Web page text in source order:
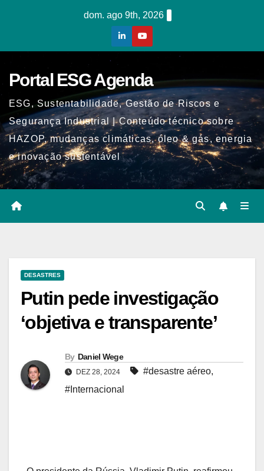
dom. ago 9th, 2026
Portal ESG Agenda
ESG, Sustentabilidade, Gestão de Riscos e
Segurança Industrial | Conteúdo técnico sobre
HAZOP, mudanças climáticas, óleo & gás, energia
e inovação sustentável
DESASTRES
Putin pede investigação
‘objetiva e transparente’
By Daniel Wege
DEZ 28, 2024 #desastre aéreo,
#Internacional